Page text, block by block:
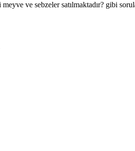
ve sebzeler satılmaktadır? gibi